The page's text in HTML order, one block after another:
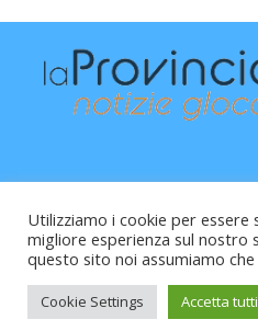
Raffaele Vitali - via Leopardi
Cod.Fisc
Utilizziamo i cookie per essere
migliore esperienza sul nostro
questo sito noi assumiamo che
Cookie Settings Accetta tutti